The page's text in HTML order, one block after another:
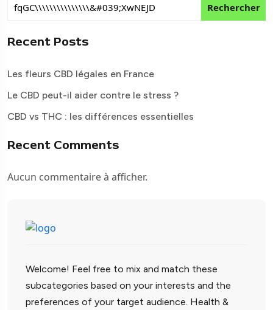
Rechercher
Recent Posts
Les fleurs CBD légales en France
Le CBD peut-il aider contre le stress ?
CBD vs THC : les différences essentielles
Recent Comments
Aucun commentaire à afficher.
Welcome! Feel free to mix and match these
subcategories based on your interests and the
preferences of your target audience. Health &